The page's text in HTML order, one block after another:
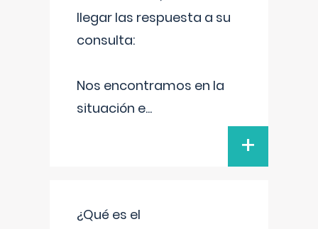
llegar las respuesta a su
consulta:
Nos encontramos en la
situación e...
+
¿Qué es el